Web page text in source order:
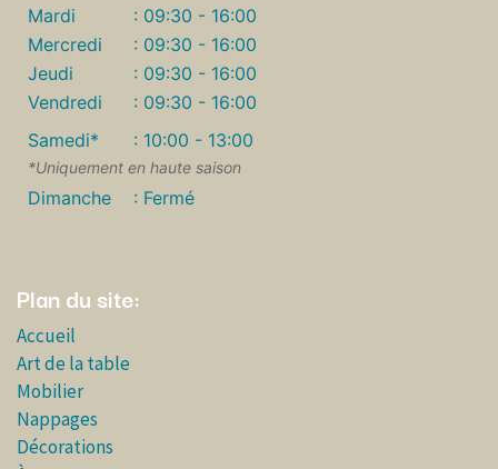
Mardi
: 09:30 - 16:00
Mercredi
: 09:30 - 16:00
Jeudi
: 09:30 - 16:00
Vendredi
: 09:30 - 16:00
Samedi*
: 10:00 - 13:00
*Uniquement en haute saison
Dimanche : Fermé
Plan du site:
Accueil
Art de la table
Mobilier
Nappages
Décorations